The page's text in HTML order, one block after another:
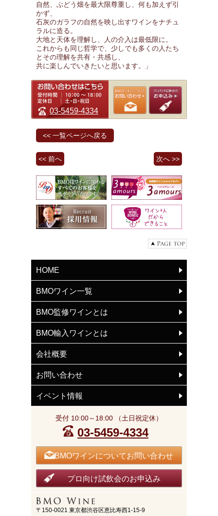
自然、ぶどう畑を最大限尊重し、何も加えず引
かず、
石灰のガラフの自然を映し出すワインをナチュ
ラルに造る。
大地と天体を理解し、人の介入は最低限に。
これからも同じ哲学で、少しでも多くの人たち
とその理解を共有・共感し、
共に楽しんでいきたいと思います。」
03-5459-4334
<< 一覧ページへ戻る
<< 前へ 次へ >>
HOME
BMOワイン一覧
BMO監修ワインとは
BMO輸入ワインとは
会社概要
お問い合わせ
イベント情報
受付 10:00～18:00 （土日祝定休）
03-5459-4334
BMOワインについてお問い合わせ
プロ向け試飲会のお申込み
〒150-0021 東京都渋谷区恵比寿西1-15-9